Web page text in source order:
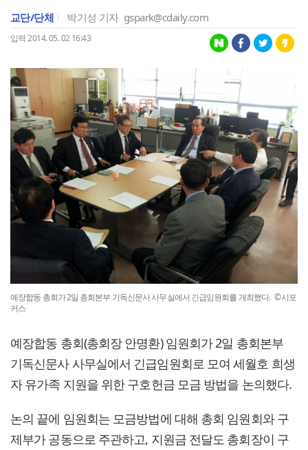
교단/단체 박기성 기자 gspark@cdaily.com
입력 2014. 05. 02 16:43
예장합동 총회가 2일 총회본부 기독신문사 사무실에서 긴급임원회를 개최했다. ©시포
커스
예장합동 총회(총회장 안명환) 임원회가 2일 총회본부
기독신문사 사무실에서 긴급임원회로 모여 세월호 희생
자 유가족 지원을 위한 구호헌금 모금 방법을 논의했다.
논의 끝에 임원회는 모금방법에 대해 총회 임원회와 구
제부가 공동으로 주관하고, 지원금 전달도 총회장이 구